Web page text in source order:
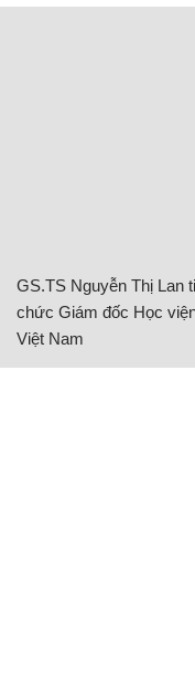
GS.TS Nguyễn Thị Lan
chức Giám đốc Học
Việt Nam